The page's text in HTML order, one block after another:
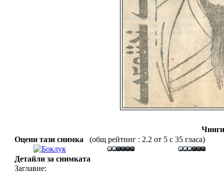
Оцени тази снимка
(общ рейтинг : 2.2 от 5 с 35 гласа)
Детайли за снимката
Заглавие: